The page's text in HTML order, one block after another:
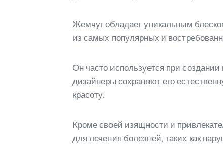
Жемчуг обладает уникальным
из самых популярных и
Он часто используется при
дизайнеры сохраняют его
красоту.
Кроме своей изящности и
для лечения болезней, таких как